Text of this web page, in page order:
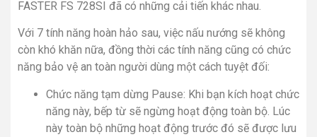
FASTER FS 728SI đã có những cải tiến khác nhau.
Với 7 tính năng hoàn hảo sau, việc nấu nướng sẽ không
còn khó khăn nữa, đồng thời các tính năng cũng có chức
năng bảo vệ an toàn người dùng một cách tuyệt đối:
Chức năng tạm dừng Pause: Khi bạn kích hoạt chức
năng này, bếp từ sẽ ngừng hoạt động toàn bộ. Lúc
này toàn bộ những hoạt động trước đó sẽ được lưu